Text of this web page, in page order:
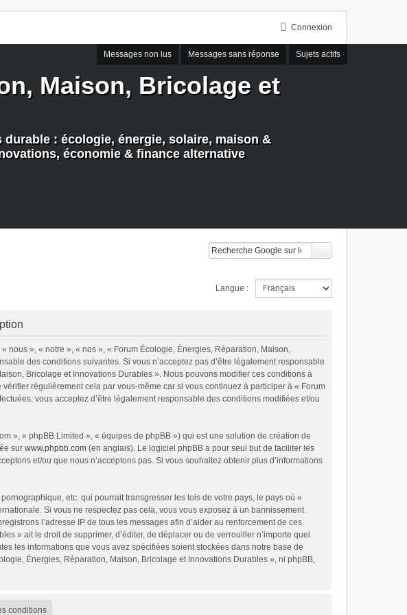
Connexion
Messages non lus Messages sans réponse Sujets actifs
Maison, Bricolage et
: écologie, énergie, solaire, maison &
économie & finance alternative
Langue :
nous », « notre », « nos », « Forum Écologie, Énergies, Réparation, Maison,
des conditions suivantes. Si vous n’acceptez pas d’être légalement responsable
Bricolage et Innovations Durables ». Nous pouvons modifier ces conditions à
régulièrement cela par vous-même car si vous continuez à participer à « Forum
vous acceptez d’être légalement responsable des conditions modifiées et/ou
», « phpBB Limited », « équipes de phpBB ») qui est une solution de création de
sur www.phpbb.com (en anglais). Le logiciel phpBB a pour seul but de faciliter les
et/ou que nous n’acceptons pas. Si vous souhaitez obtenir plus d’informations
etc. qui pourrait transgresser les lois de votre pays, le pays où «
Si vous ne respectez pas cela, vous vous exposez à un bannissement
l’adresse IP de tous les messages afin d’aider au renforcement de ces
» ait le droit de supprimer, d’éditer, de déplacer ou de verrouiller n’importe quel
les informations que vous avez spécifiées soient stockées dans notre base de
Énergies, Réparation, Maison, Bricolage et Innovations Durables », ni phpBB,